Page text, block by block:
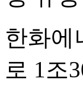
한화에
로 1조